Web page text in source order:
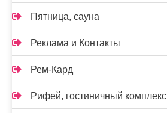
Пятница, сауна
Реклама и Контакты
Рем-Кард
Рифей, гостиничный комплекс